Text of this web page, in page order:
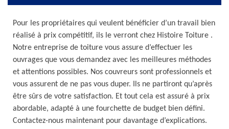
Pour les propriétaires qui veulent bénéficier d’un travail bien
réalisé à prix compétitif, ils le verront chez Histoire Toiture .
Notre entreprise de toiture vous assure d’effectuer les
ouvrages que vous demandez avec les meilleures méthodes
et attentions possibles. Nos couvreurs sont professionnels et
vous assurent de ne pas vous duper. Ils ne partiront qu’après
être sûrs de votre satisfaction. Et tout cela est assuré à prix
abordable, adapté à une fourchette de budget bien défini.
Contactez-nous maintenant pour davantage d’explications.